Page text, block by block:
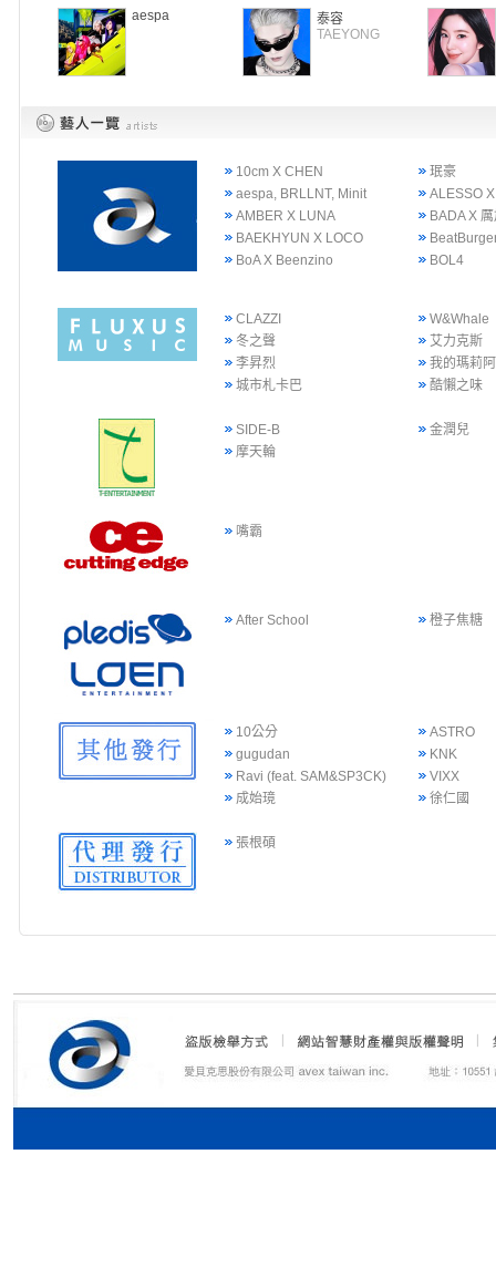
aespa
泰容
TAEYONG
10cm X CHEN
珉豪
aespa, BRLLNT, Minit
ALESSO
AMBER X LUNA
BADA X
BAEKHYUN X LOCO
BoA X Beenzino
BOL4
CLAZZI
W&Whale
冬之聲
艾力克斯
李昇烈
我的瑪莉
城市札卡巴
酷懶之味
SIDE-B
金潤兒
摩天輪
嘴霸
After School 橙子焦糖
10公分
ASTRO
gugudan
KNK
Ravi (feat. SAM&SP3CK)
VIXX
成始璄
徐仁國
張根碩